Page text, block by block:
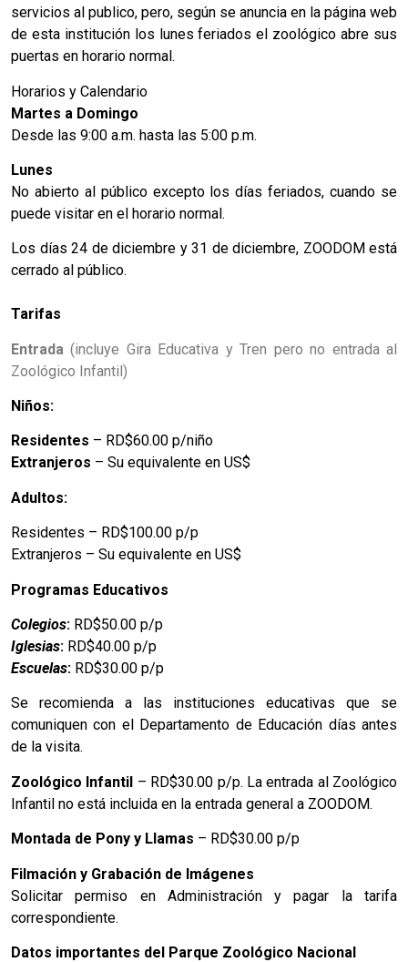
servicios al publico, pero, según se anuncia en la página web
de esta institución los lunes feriados el zoológico abre sus
puertas en horario normal.
Horarios y Calendario
Martes a Domingo
Desde las 9:00 a.m. hasta las 5:00 p.m.
Lunes
No abierto al público excepto los días feriados, cuando se
puede visitar en el horario normal.
Los días 24 de diciembre y 31 de diciembre, ZOODOM está
cerrado al público.
Tarifas
Entrada (incluye Gira Educativa y Tren pero no entrada al
Zoológico Infantil)
Niños:
Residentes – RD$60.00 p/niño
Extranjeros – Su equivalente en US$
Adultos:
Residentes – RD$100.00 p/p
Extranjeros – Su equivalente en US$
Programas Educativos
Colegios: RD$50.00 p/p
Iglesias: RD$40.00 p/p
Escuelas: RD$30.00 p/p
Se recomienda a las instituciones educativas que se
comuniquen con el Departamento de Educación días antes
de la visita.
Zoológico Infantil – RD$30.00 p/p. La entrada al Zoológico
Infantil no está incluida en la entrada general a ZOODOM.
Montada de Pony y Llamas – RD$30.00 p/p
Filmación y Grabación de Imágenes
Solicitar permiso en Administración y pagar la tarifa
correspondiente.
Datos importantes del Parque Zoológico Nacional